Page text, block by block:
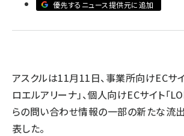
revico (737)
優先するニュース提供元に追加
アスクルは11月11日、事業所向けECサイ
ロエルアリーナ」、個人向けECサイト「
らの問い合わせ情報の一部の新たな流
表した。